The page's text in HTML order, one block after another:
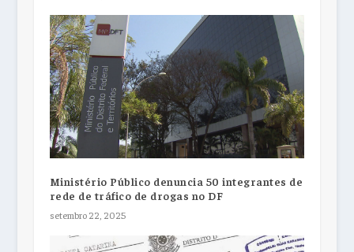
Ministério Público denuncia 50 integrantes de
rede de tráfico de drogas no DF
setembro 22, 2025